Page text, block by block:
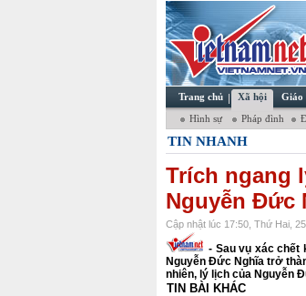
Trang chủ Xã hội Giáo
Hình sự Pháp đình
TIN NHANH
Trích ngang
Nguyễn Đức
Cập nhật lúc 17:50, Thứ Hai,
- Sau vụ xác chết
Nguyễn Đức Nghĩa trở
nhiên, lý lịch của Nguyễn
TIN BÀI KHÁC